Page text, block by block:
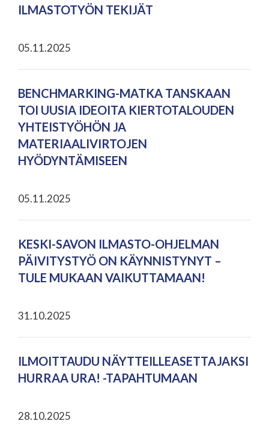
ILMASTOTYÖN TEKIJÄT
05.11.2025
BENCHMARKING-MATKA TANSKAAN
TOI UUSIA IDEOITA KIERTOTALOUDEN
YHTEISTYÖHÖN JA
MATERIAALIVIRTOJEN
HYÖDYNTÄMISEEN
05.11.2025
KESKI-SAVON ILMASTO-OHJELMAN
PÄIVITYSTYÖ ON KÄYNNISTYNYT –
TULE MUKAAN VAIKUTTAMAAN!
31.10.2025
ILMOITTAUDU NÄYTTEILLEASETTAJAKSI
HURRAA URA! -TAPAHTUMAAN
28.10.2025